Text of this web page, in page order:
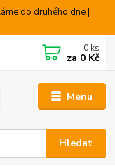
do druhého dne |
Menu
Hledat
0 ks
za 0 Kč